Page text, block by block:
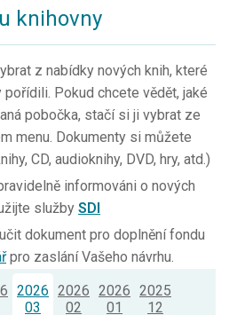
knihovny
z nabídky nových knih, které
Pokud chcete vědět, jaké
pobočka, stačí si ji vybrat ze
menu. Dokumenty si můžete
CD, audioknihy, DVD, hry, atd.)
informováni o nových
služby SDI
dokument pro doplnění fondu
pro zaslání Vašeho návrhu.
2026
03
2026
02
2026
01
2025
12